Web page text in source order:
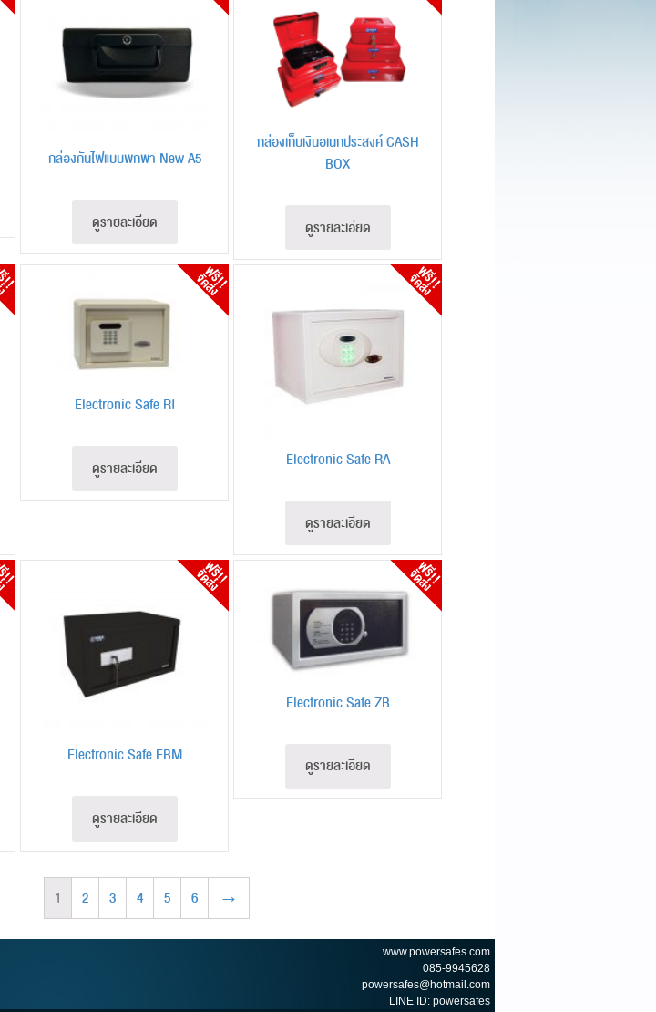
กล่องกันไฟแบบพกพา New A5
ดูรายละเอียด
กล่องเก็บเงินอเนกประสงค์ CASH
BOX
ดูรายละเอียด
Electronic Safe RI
ดูรายละเอียด Electronic Safe RA
ดูรายละเอียด
Electronic Safe EBM
ดูรายละเอียด
Electronic Safe ZB
ดูรายละเอียด
1 2 3 4 5 6 →
www.powersafes.com
085-9945628
powersafes@hotmail.com
LINE ID: powersafes